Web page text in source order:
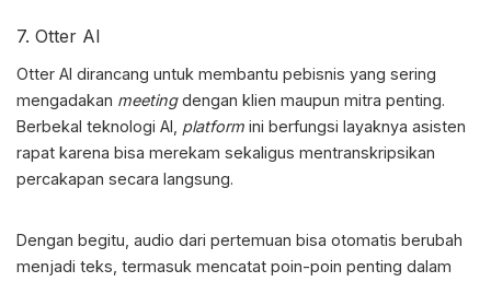
7. Otter AI
Otter AI dirancang untuk membantu pebisnis yang sering
mengadakan meetingdengan klien maupun mitra penting.
Berbekal teknologi AI, platform ini berfungsi layaknya asisten
rapat karena bisa merekam sekaligus mentranskripsikan
percakapan secara langsung.
Dengan begitu, audio dari pertemuan bisa otomatis berubah
menjadi teks, termasuk mencatat poin-poin penting dalam